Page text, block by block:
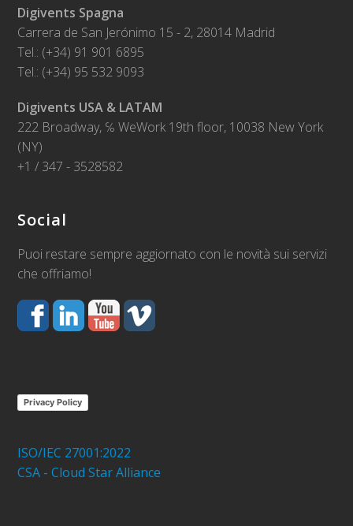
Digivents Spagna
Carrera de San Jerónimo 15 - 2, 28014 Madrid
Tel.: (+34) 91 901 6895
Tel.: (+34) 95 532 9093
Digivents USA & LATAM
222 Broadway, ℅ WeWork 19th floor, 10038 New York
(NY)
+1 / 347 - 3528582
Social
Puoi restare sempre aggiornato con le novità sui servizi
che offriamo!
Privacy Policy
ISO/IEC 27001:2022
CSA - Cloud Star Alliance